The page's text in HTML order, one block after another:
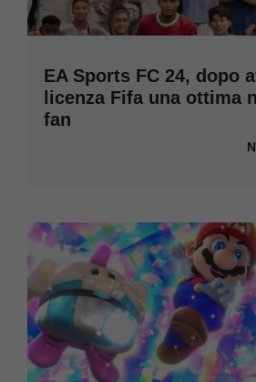
EA Sports FC 24, dopo
licenza Fifa una ottima
fan